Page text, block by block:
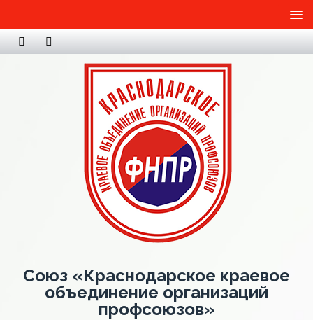
Союз «Краснодарское краевое
объединение организаций
профсоюзов»